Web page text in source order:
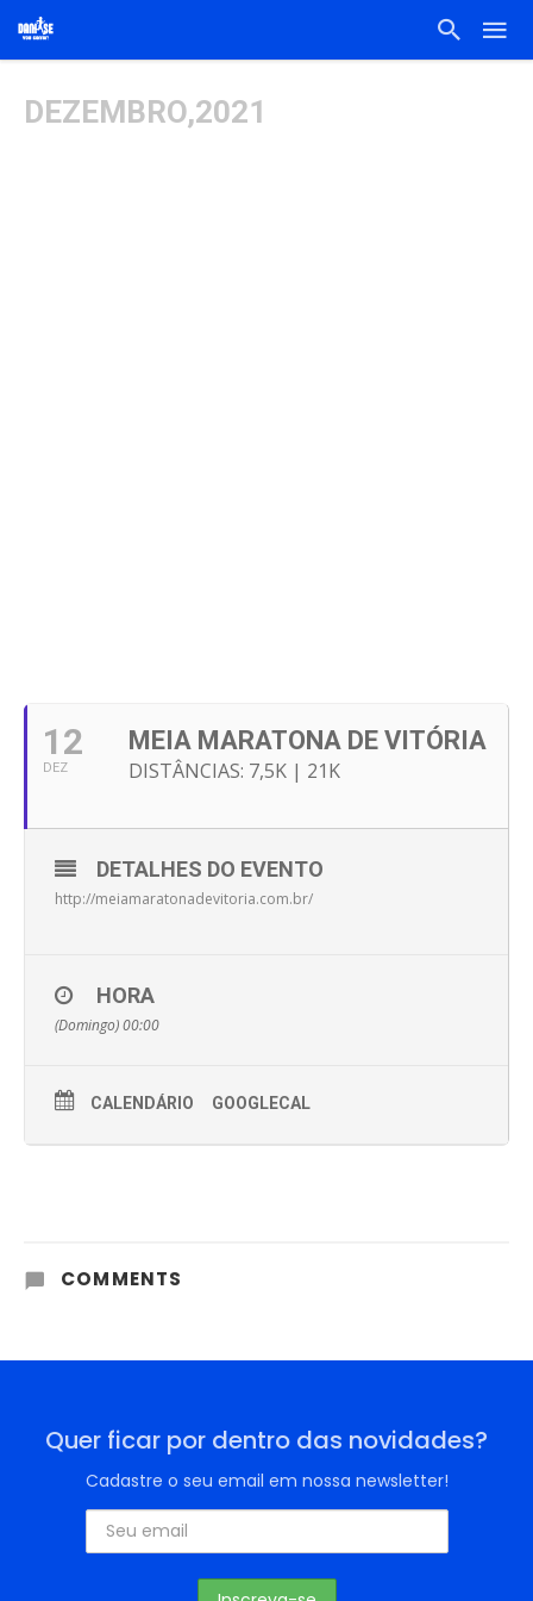
DEZEMBRO,2021
12
DEZ
MEIA MARATONA DE VITÓRIA
DISTÂNCIAS: 7,5K | 21K
DETALHES DO EVENTO
http://meiamaratonadevitoria.com.br/
HORA
(Domingo) 00:00
CALENDÁRIO GOOGLECAL
COMMENTS
Quer ficar por dentro das novidades?
Cadastre o seu email em nossa newsletter!